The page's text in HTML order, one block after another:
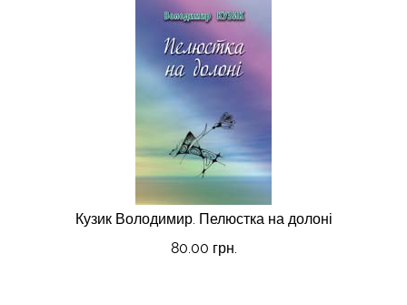
Кузик Володимир. Пелюстка на долоні
80.00 грн.